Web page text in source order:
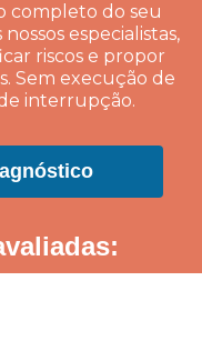
completo do seu
especialistas,
riscos e propor
Sem execução de
interrupção.